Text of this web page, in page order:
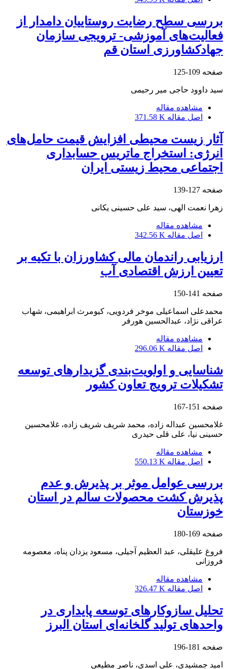
بررسی سطح رضایت روستاییان دامدار از
فعالیت‌های آموزشی- ترویجی سازمان
جهادکشاورزی استان قم
صفحه 109-125
سید داوود حاجی میر رحیمی
مشاهده مقاله
اصل مقاله 371.58 K
آثار زیست محیطی افزایش قیمت حامل‌های
انرژی: استخراج ماتریس حسابداری
اجتماعی ‌محیط زیستی ایران
صفحه 127-139
زهرا نعمت الهی، سید علی حسینی یکانی
مشاهده مقاله
اصل مقاله 342.56 K
ارزیابی راندمان مالی کشاورزان با تکیه بر
تعیین ارزش اقتصادی آب
صفحه 141-150
محمدعلی اسماعیلی موخر فردویی، کیومرث ابراهیمی، شهاب
عراقی نژاد، عبدالحسین هورفر
مشاهده مقاله
اصل مقاله 296.06 K
شناسایی و اولویت‌بندی گزیدارهای توسعه
تشکیلات ترویج تعاون کشور
صفحه 151-167
غلامحسین عبداله زاده، محمد شریف شریف زاده، غلامحسین
حسینی نیا، علی قلی حیدری
مشاهده مقاله
اصل مقاله 550.13 K
بررسی عوامل موثر بر پذیرش و عدم
پذیرش کشت محصولات سالم در استان
خوزستان
صفحه 169-180
فروغ علیقلی، عبد العظیم آجیلی، مسعود یزدان پناه، معصومه
فروزانی
مشاهده مقاله
اصل مقاله 326.47 K
تحلیل سازوکارهای توسعه پایداری در
واحدهای تولید گلخانه‌ای استان البرز
صفحه 181-196
امید جمشیدی، علی اسدی، ناصر مطیعی